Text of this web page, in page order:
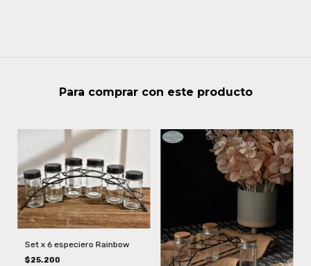
Para comprar con este producto
Set x 6 especiero Rainbow
$25.200